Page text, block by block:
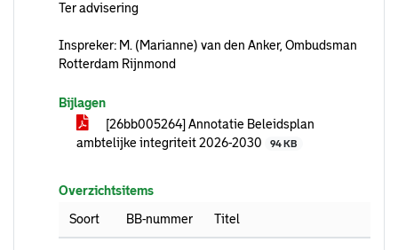
Ter advisering
Inspreker: M. (Marianne) van den Anker, Ombudsman
Rotterdam Rijnmond
Bijlagen
[26bb005264] Annotatie Beleidsplan
ambtelijke integriteit 2026-2030
94 KB
Overzichtsitems
Soort
BB-nummer Titel